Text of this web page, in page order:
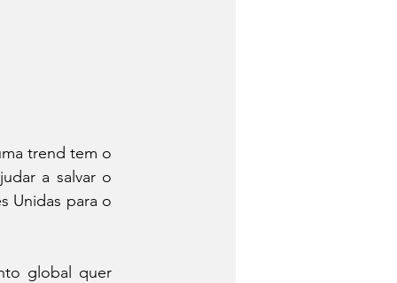
trend tem o
a salvar o
Unidas para o
global quer